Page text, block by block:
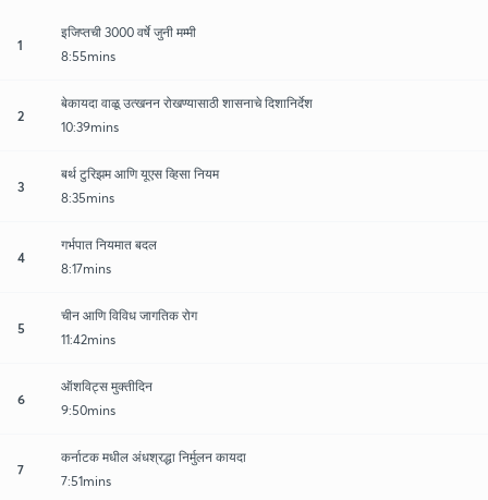
1
इजिप्तची 3000 वर्षे जुनी मम्मी
8:55mins
2
बेकायदा वाळू उत्खनन रोखण्यासाठी शासनाचे दिशानिर्देश
10:39mins
3
बर्थ टुरिझम आणि यूएस व्हिसा नियम
8:35mins
4
गर्भपात नियमात बदल
8:17mins
5
चीन आणि विविध जागतिक रोग
11:42mins
6
ऑशविट्स मुक्तीदिन
9:50mins
7
कर्नाटक मधील अंधश्रद्धा निर्मुलन कायदा
7:51mins